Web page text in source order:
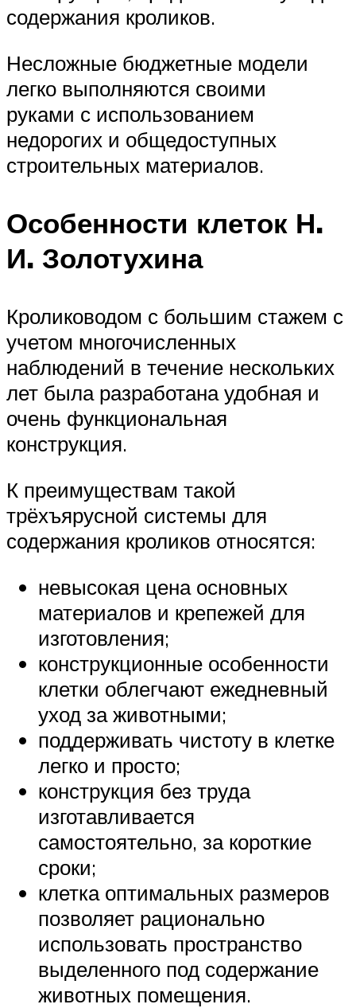
содержания кроликов.
Несложные бюджетные модели
легко выполняются своими
руками с использованием
недорогих и общедоступных
строительных материалов.
Особенности клеток Н.
И. Золотухина
Кролиководом с большим стажем с
учетом многочисленных
наблюдений в течение нескольких
лет была разработана удобная и
очень функциональная
конструкция.
К преимуществам такой
трёхъярусной системы для
содержания кроликов относятся:
невысокая цена основных
материалов и крепежей для
изготовления;
конструкционные особенности
клетки облегчают ежедневный
уход за животными;
поддерживать чистоту в клетке
легко и просто;
конструкция без труда
изготавливается
самостоятельно, за короткие
сроки;
клетка оптимальных размеров
позволяет рационально
использовать пространство
выделенного под содержание
животных помещения.